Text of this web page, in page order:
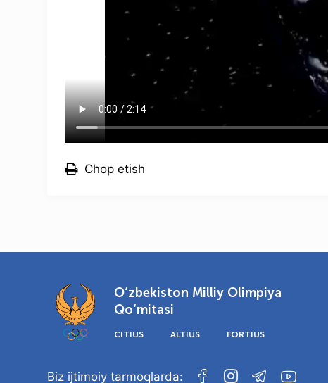
Chop etish
O‘zbekiston Milliy Olimpiya
Qo‘mitasi
CITIUS ALTIUS FORTIUS
Biz ijtimoiy tarmoqlarda: